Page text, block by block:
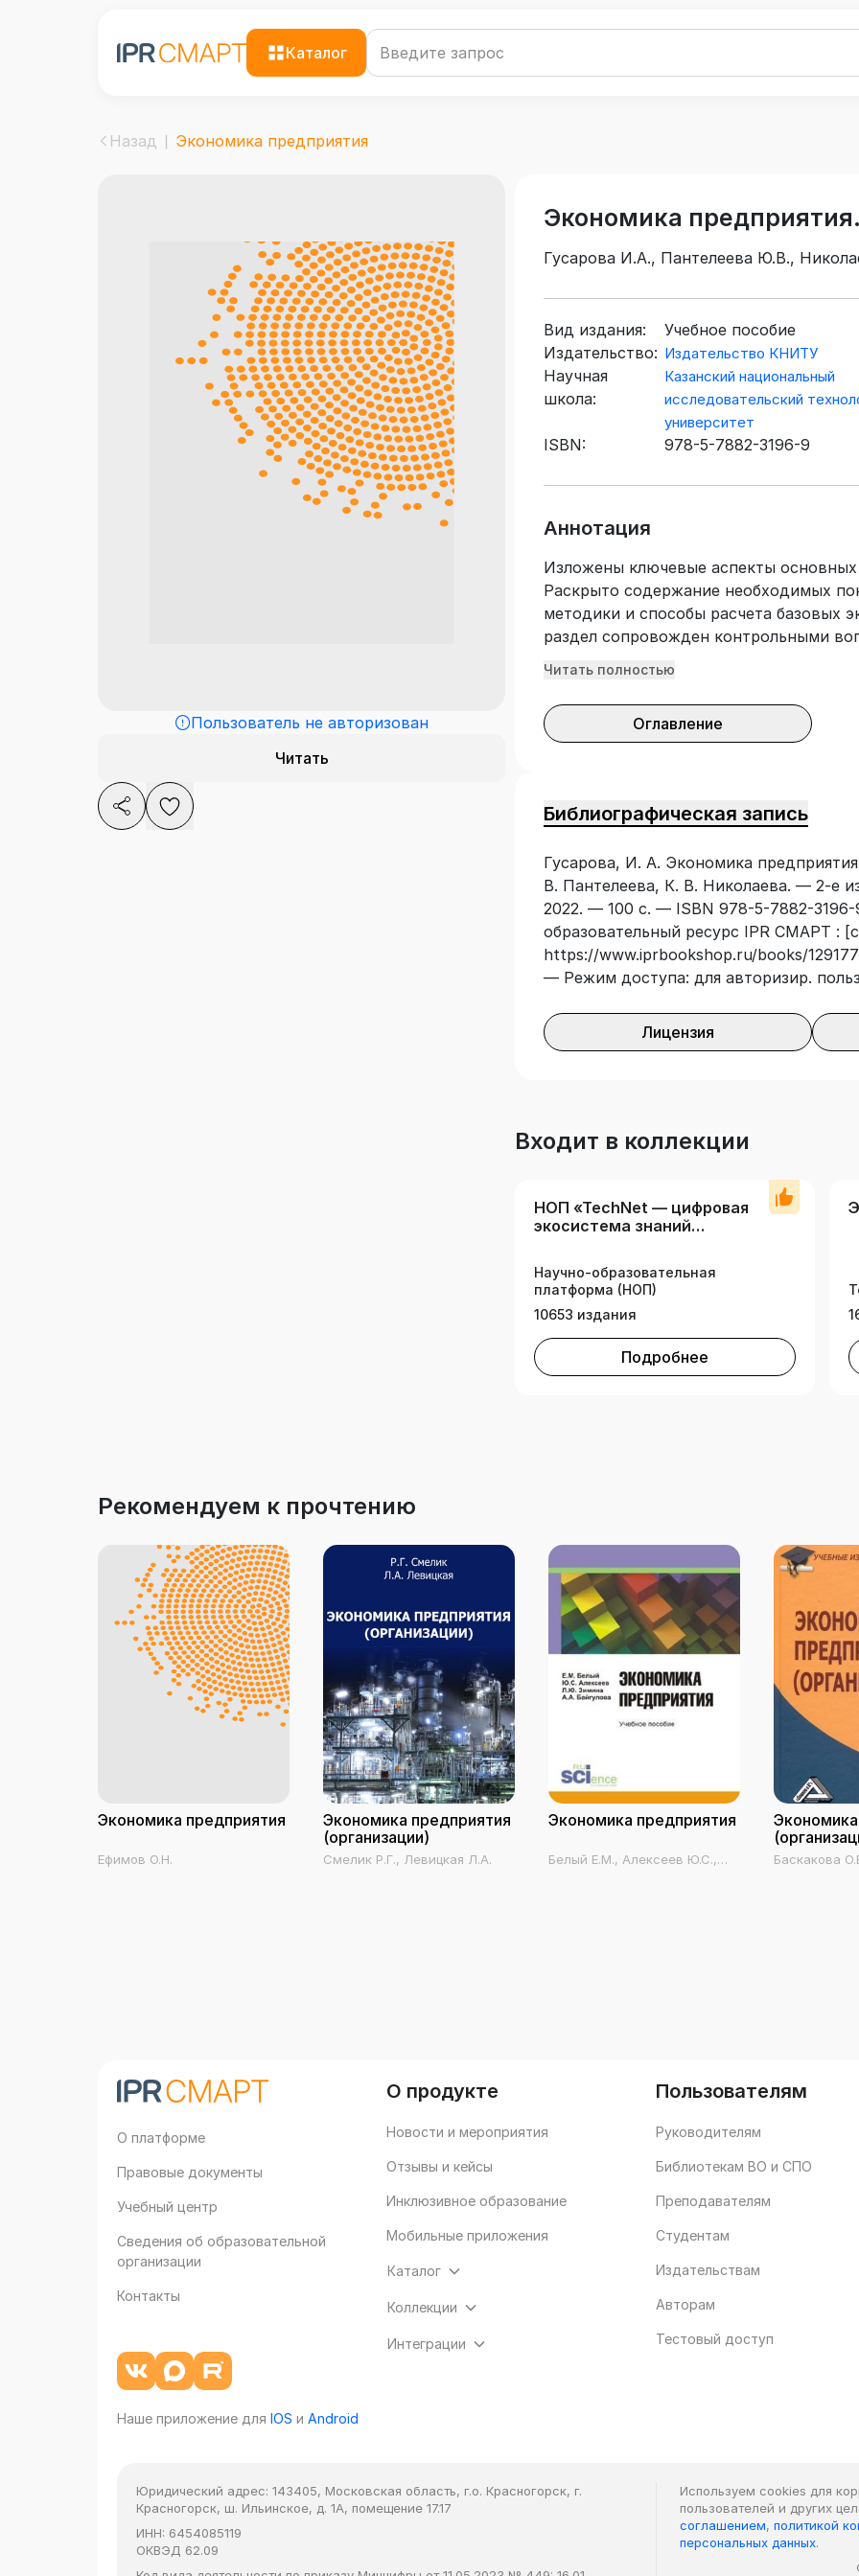
Каталог
Назад Экономика предприятия
Пользователь не авторизован
Читать
Экономика
Гусарова И.А., Пантелеева Ю.В.,
Вид издания:
Учебное пособие
Издательство: Издательство КНИТУ
Научная
школа:
Казанский национальный
исследовательский
университет
ISBN: 978-5-7882-3196-9
Аннотация
Изложены ключевые аспекты
Раскрыто содержание необходимых
методики и способы расчета базовых
раздел сопровожден контрольными
студентов высших учебных
Читать полностью
Оглавление
Библиографическая запись
Гусарова, И. А. Экономика
В. Пантелеева, К. В. Николаева. — 2-е
2022. — 100 с. — ISBN 978-5-7882-
образовательный ресурс IPR СМАРТ :
https://www.iprbookshop.ru/books/
— Режим доступа: для авторизир.
Лицензия
Входит в коллекции
НОП «TechNet — цифровая
экосистема знаний
Научно-образовательная
платформа (НОП)
10653 издания
Подробнее
Рекомендуем к прочтению
Экономика предприятия
Ефимов О.Н.
Экономика предприятия
(организации)
Смелик Р.Г., Левицкая Л.А.
Экономика предприятия
Белый Е.М., Алексеев Ю.С.,
Баскакова
О платформе
Правовые документы
Учебный центр
Сведения об образовательной
организации
Контакты
Наше приложение для IOS и Android
О продукте
Новости и мероприятия
Отзывы и кейсы
Инклюзивное образование
Мобильные приложения
Каталог
Коллекции
Интеграции
Пользователям
Руководителям
Библиотекам ВО и СПО
Преподавателям
Студентам
Издательствам
Авторам
Тестовый доступ
Юридический адрес: 143405, Московская область, г.о. Красногорск, г.
Красногорск, ш. Ильинское, д. 1А, помещение 17.17
ИНН: 6454085119
ОКВЭД 62.09
Используем cookies для
пользователей и других
соглашением, политикой
персональных данных.